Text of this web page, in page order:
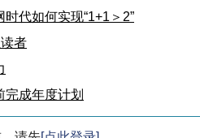
代如何实现“1+1＞2”
者
成年度计划